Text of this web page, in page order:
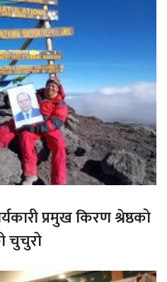
प्रमुख किरण श्रेष्ठको
चुचुरो